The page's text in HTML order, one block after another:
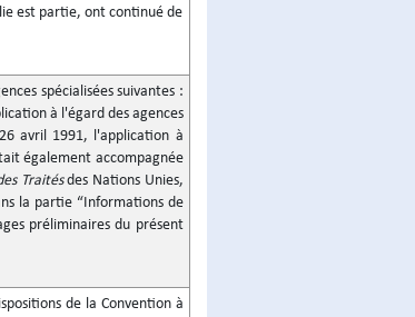
est partie, ont continué de
spécialisées suivantes :
à l'égard des agences
avril 1991, l'application à
également accompagnée
Traitésdes Nations Unies,
la partie “Informations de
préliminaires du présent
de la Convention à